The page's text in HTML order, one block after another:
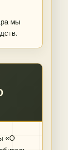
мы
«О